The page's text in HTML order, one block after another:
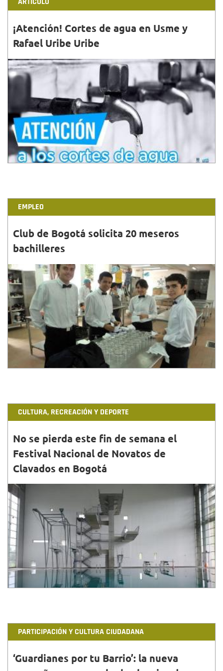
¡Atención! Cortes de agua en Usme y
Rafael Uribe Uribe
La falta de suministro afectará a 25 barrios de estas
dos localidades....
EMPLEO
Club de Bogotá solicita 20 meseros
bachilleres
30•NOV•2018
Un importante club de Bogotá busca 20 meseros
bachilleres para trabajar los fines de semana....
CULTURA, RECREACIÓN Y DEPORTE
No se pierda este fin de semana el
Festival Nacional de Novatos de
Clavados en Bogotá
30•NOV•2018
No se pierda este fin de semana en el Complejo
Acuático el II Festival Nacional de Novatos de
Clavados....
PARTICIPACIÓN Y CULTURA CIUDADANA
‘Guardianes por tu Barrio’: la nueva